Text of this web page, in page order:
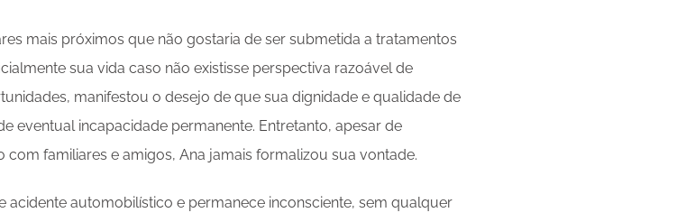
mais próximos que não gostaria de ser submetida a tratamentos
sua vida caso não existisse perspectiva razoável de
manifestou o desejo de que sua dignidade e qualidade de
eventual incapacidade permanente. Entretanto, apesar de
com familiares e amigos, Ana jamais formalizou sua vontade.
acidente automobilístico e permanece inconsciente, sem qualquer